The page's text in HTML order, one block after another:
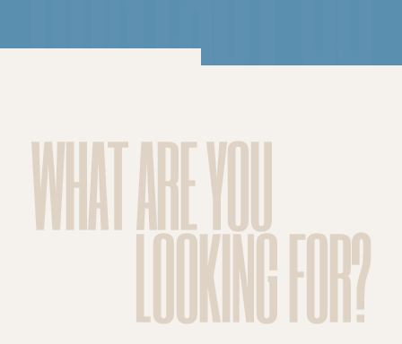
WHAT ARE YOU
LOOKING FOR?